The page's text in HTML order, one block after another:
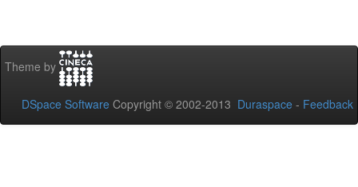
Theme by
DSpace Software Copyright © 2002-2013 Duraspace - Feedback